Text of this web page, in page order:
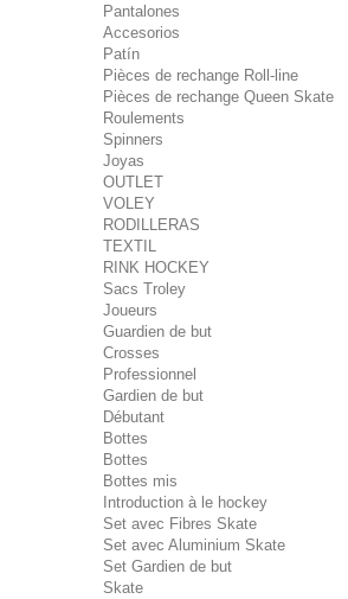
Pantalones
Accesorios
Patín
Pièces de rechange Roll-line
Pièces de rechange Queen Skate
Roulements
Spinners
Joyas
OUTLET
VOLEY
RODILLERAS
TEXTIL
RINK HOCKEY
Sacs Troley
Joueurs
Guardien de but
Crosses
Professionnel
Gardien de but
Débutant
Bottes
Bottes
Bottes mis
Introduction à le hockey
Set avec Fibres Skate
Set avec Aluminium Skate
Set Gardien de but
Skate